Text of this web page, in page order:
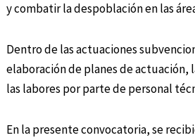
y combatir la despoblación en las
Dentro de las actuaciones
elaboración de planes de actuación,
las labores por parte de personal
En la presente convocatoria, se